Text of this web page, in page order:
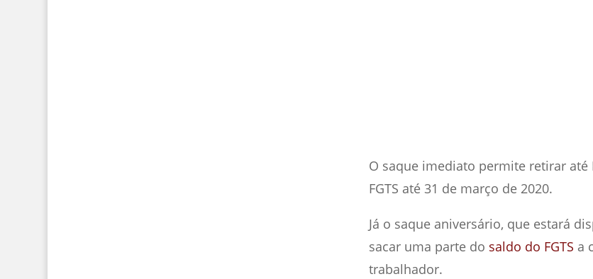
O saque imediato permite retirar até
FGTS até 31 de março de 2020.
Já o saque aniversário, que estará
sacar uma parte do saldo do FGTS a
trabalhador.